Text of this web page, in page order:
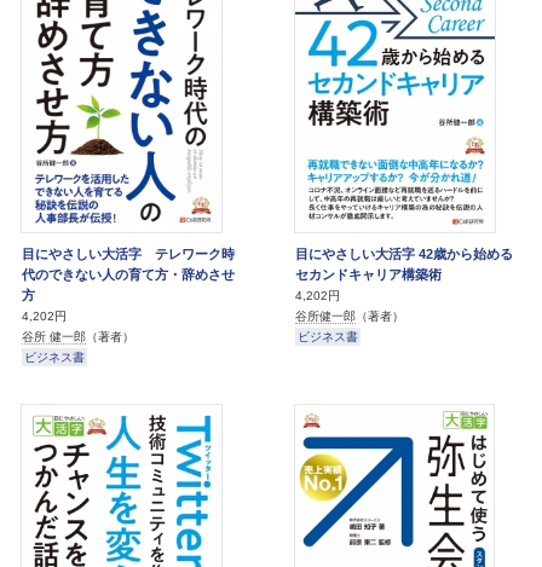
目にやさしい大活字 テレワーク時
代のできない人の育て方・辞めさせ
方
4,202円
谷所 健一郎 （著者）
ビジネス書
目にやさしい大活字 42歳から始める
セカンドキャリア構築術
4,202円
谷所健一郎 （著者）
ビジネス書